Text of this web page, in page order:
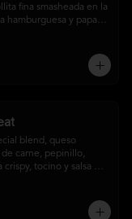
fina smasheada en la
hamburguesa y papas
blend, queso
carne, pepinillo,
crispy, tocino y salsa